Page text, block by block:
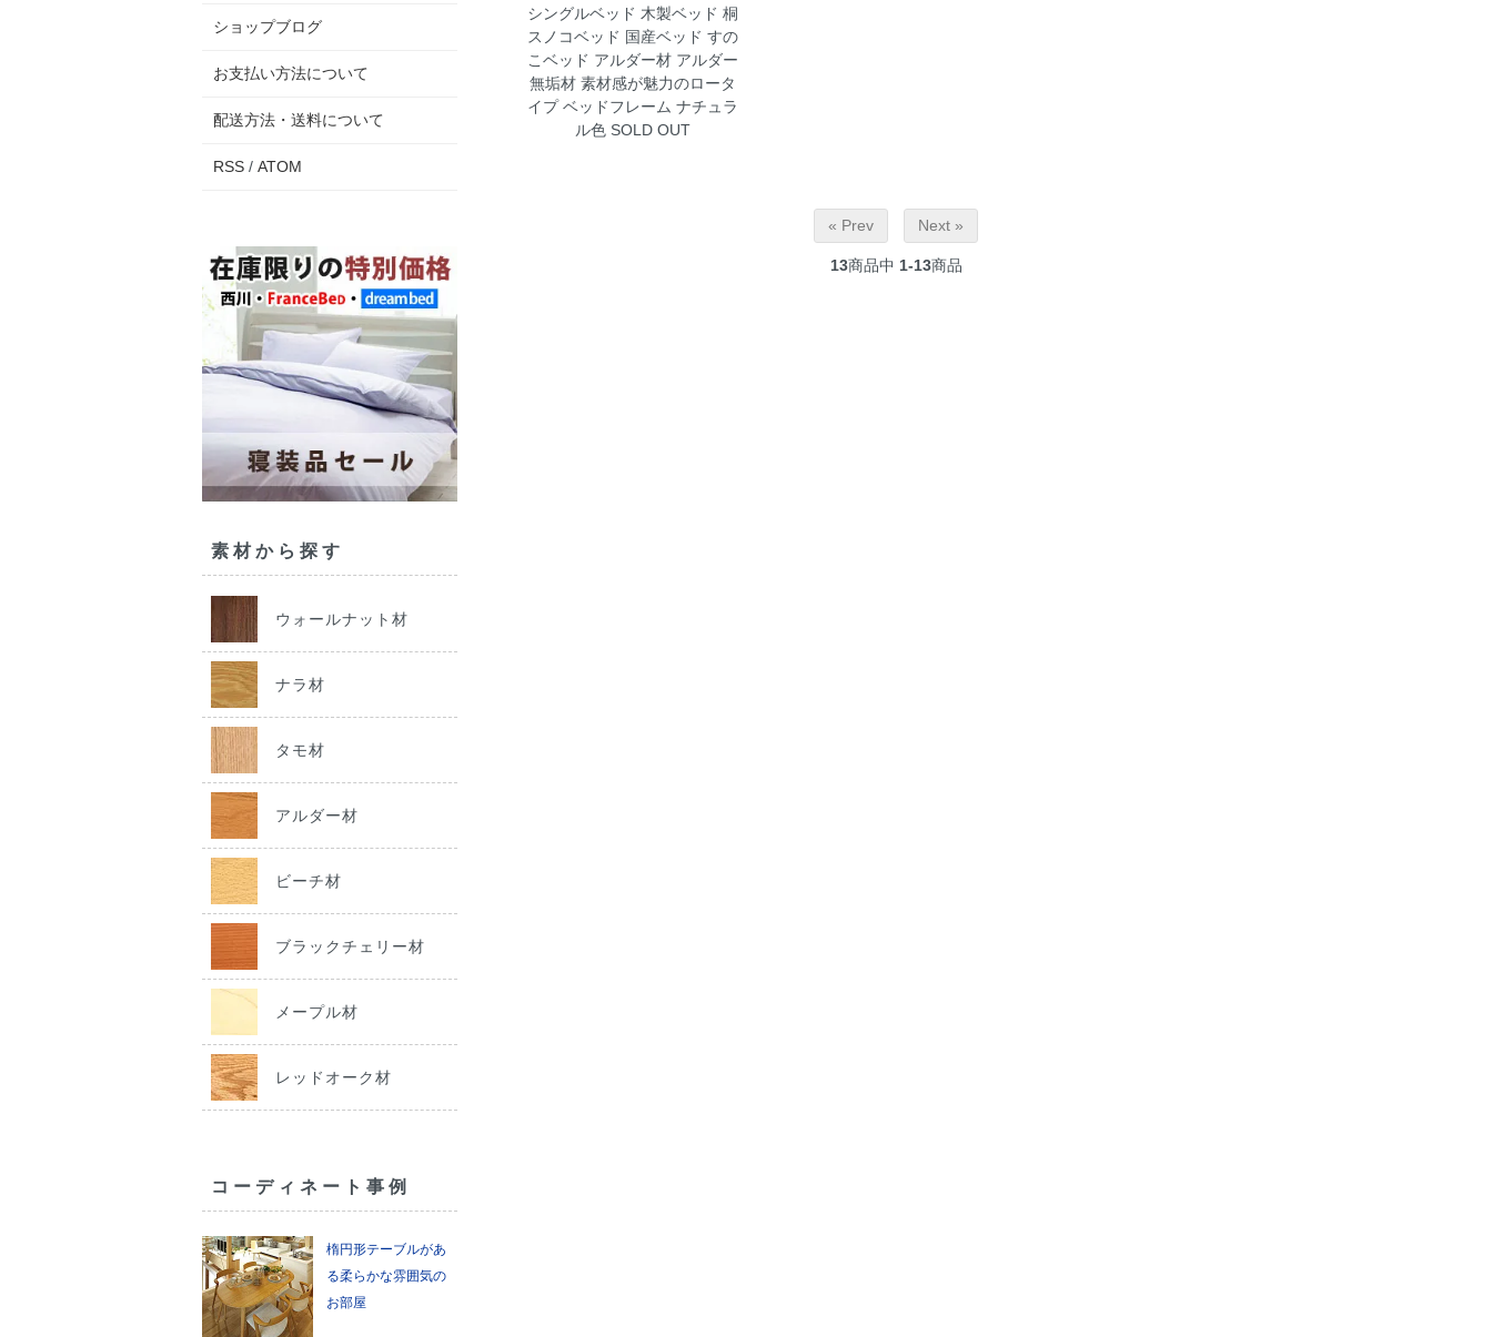
シングルベッド 木製ベッド 桐
スノコベッド 国産ベッド すの
こベッド アルダー材 アルダー
無垢材 素材感が魅力のロータ
イプ ベッドフレーム ナチュラ
ル色 SOLD OUT
« Prev Next »
13商品中 1-13商品
ショップブログ
お支払い方法について
配送方法・送料について
RSS / ATOM
素材から探す
ウォールナット材
ナラ材
タモ材
アルダー材
ビーチ材
ブラックチェリー材
メープル材
レッドオーク材
コーディネート事例
楕円形テーブルがあ
る柔らかな雰囲気の
お部屋